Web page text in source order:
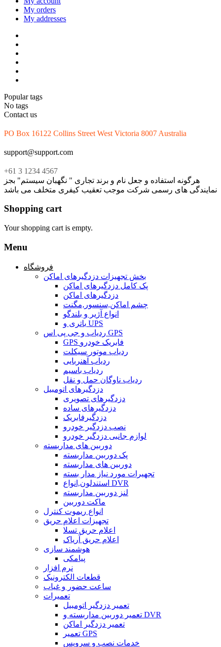
My orders
My addresses
Popular tags
No tags
Contact us
PO Box 16122 Collins Street West Victoria 8007 Australia
support@support.com
+61 3 1234 4567
هرگونه استفاده و جعل نام و برند تجاری " نگهبان سیستم" بجز
نمایندگی های رسمی شرکت موجب تعقیب کیفری متخلف می باشد
Shopping cart
Your shopping cart is empty.
Menu
فروشگاه
بخش تجهیزات دزدگیرهای اماکن
پک کامل دزدگیرهای اماکن
دزدگیرهای اماکن
چشم اماکن,سنسور,مگنت
انواع آژیر و بلندگو
باتری و UPS
ردیاب و جی پی اس GPS
GPS فابریک خودرو
ردیاب موتور سیکلت
ردیاب آهنربایی
ردیاب باسیم
ردیاب ناوگان حمل و نقل
دزدگیرهای اتومبیل
دزدگیرهای تصویری
دزدگیرهای ساده
دزدگیرفابریک
نصب دزدگیر خودرو
لوازم جانبی دزدگیر خودرو
دوربین های مداربسته
پک دوربین مداربسته
دوربین های مداربسته
تجهیرات مورد نیاز مدار بسته
استندلون,انواع DVR
لنز دوربین مداربسته
ماکت دوربین
انواع ریموت کنترل
تجهیزات اعلام حریق
اعلام حریق تسلا
اعلام حریق آریاک
هوشمند سازی
پیامکی
نرم افزار
قطعات الکترونیک
ساعت حضور و غیاب
تعمیرات
تعمیر دزدگیر اتومبیل
تعمیر دوربین مداربسته و DVR
تعمیر دزدگیر اماکن
تعمیر GPS
خدمات نصب و سرویس